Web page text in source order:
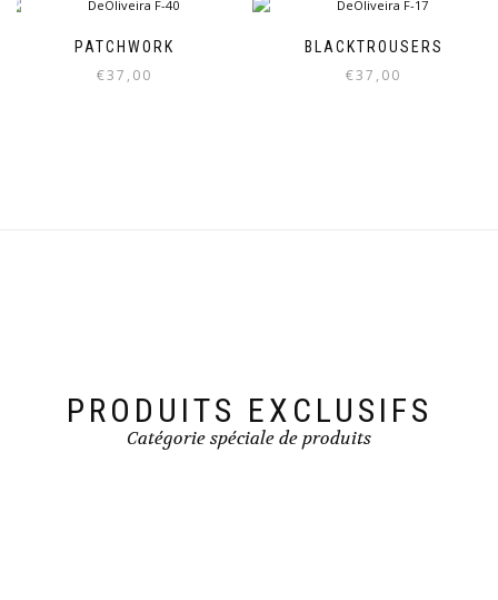
PATCHWORK
€37,00
BLACKTROUSERS
€37,00
PRODUITS EXCLUSIFS
Catégorie spéciale de produits